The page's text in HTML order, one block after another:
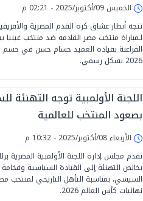
الخميس 09/أكتوبر/2025 - 02:21 م
تتجه أنظار عشاق كرة القدم المصرية
لـمباراة منتخب مصر القادمة ضد منتخب
الفراعنة بقيادة العميد حسام حسن في حسم
2026 بشكل رسمي.
اللجنة الأولمبية توجه
بصعود المنتخب للعالمية
الأربعاء 08/أكتوبر/2025 - 10:32 م
تقدم مجلس إدارة اللجنة الأولمبية المصرية
بخالص التهنئة إلى القيادة السياسية وفخامة
السيسي، بمناسبة التأهل التاريخي لمنتخب
نهائيات كأس العالم 2026.